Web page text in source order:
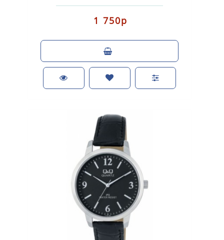
легких металлов с желтым покрытием. Кожаны..
1 750р